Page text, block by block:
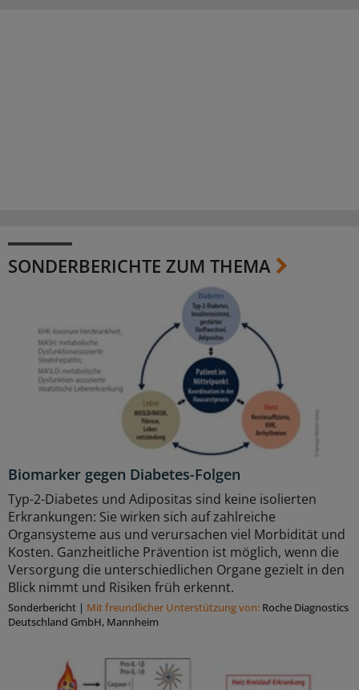
SONDERBERICHTE ZUM THEMA
Biomarker gegen Diabetes-Folgen
Typ-2-Diabetes und Adipositas sind keine isolierten
Erkrankungen: Sie wirken sich auf zahlreiche
Organsysteme aus und verursachen viel Morbidität und
Kosten. Ganzheitliche Prävention ist möglich, wenn die
Versorgung die unterschiedlichen Organe gezielt in den
Blick nimmt und Risiken früh erkennt.
Sonderbericht | Mit freundlicher Unterstützung von: Roche Diagnostics
Deutschland GmbH, Mannheim